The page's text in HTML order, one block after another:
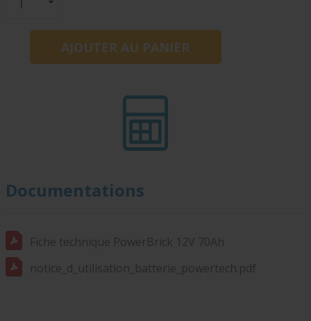
Documentations
Fiche technique PowerBrick 12V 70Ah
notice_d_utilisation_batterie_powertech.pdf